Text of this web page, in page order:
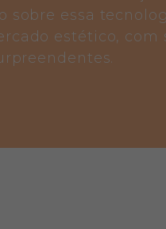
sobre essa
estético, com